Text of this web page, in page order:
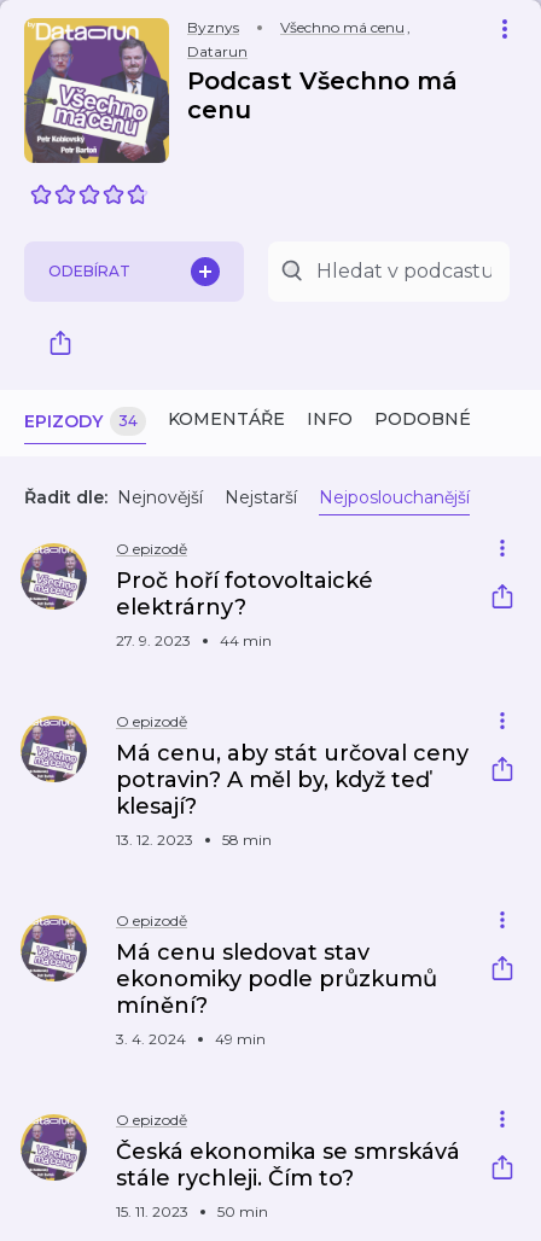
Byznys Všechno má cenu ,
Datarun
Podcast Všechno má
cenu
ODEBÍRAT
EPIZODY 34 KOMENTÁŘE INFO PODOBNÉ
Řadit dle: Nejnovější Nejstarší Nejposlouchanější
O epizodě
Proč hoří fotovoltaické
elektrárny?
27. 9. 2023 44 min
O epizodě
Má cenu, aby stát určoval ceny
potravin? A měl by, když teď
klesají?
13. 12. 2023 58 min
O epizodě
Má cenu sledovat stav
ekonomiky podle průzkumů
mínění?
3. 4. 2024 49 min
O epizodě
Česká ekonomika se smrskává
stále rychleji. Čím to?
15. 11. 2023 50 min